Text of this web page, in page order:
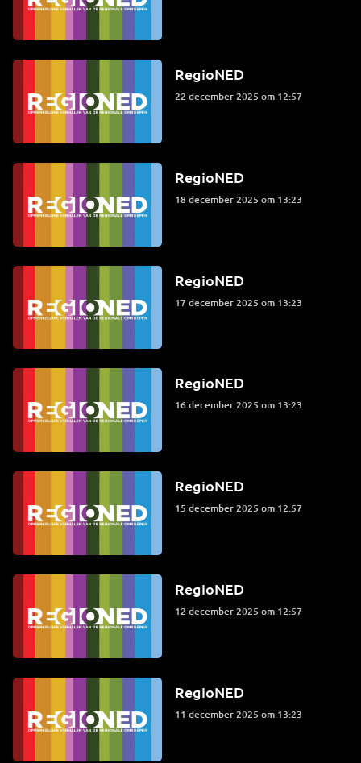
RegioNED
22 december 2025 om 12:57
RegioNED
18 december 2025 om 13:23
RegioNED
17 december 2025 om 13:23
RegioNED
16 december 2025 om 13:23
RegioNED
15 december 2025 om 12:57
RegioNED
12 december 2025 om 12:57
RegioNED
11 december 2025 om 13:23